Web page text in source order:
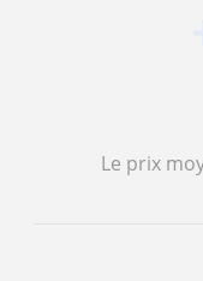
Le prix